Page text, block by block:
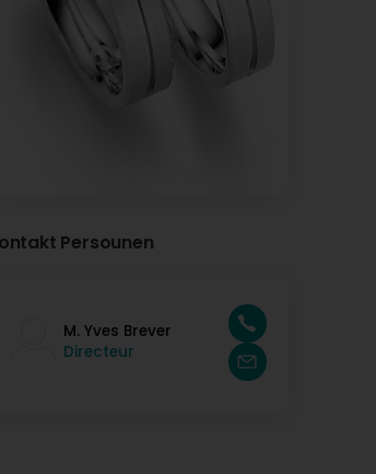
Persounen
M. Yves Brever
Directeur